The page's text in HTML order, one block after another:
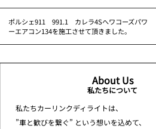
ポルシェ911 991.1 カレラ4Sへワコーズパワ
ーエアコン134を施工させて頂きました。
About Us
私たちについて
私たちカーリンクディライトは、
”車と歓びを繋ぐ” という想いを込めて、